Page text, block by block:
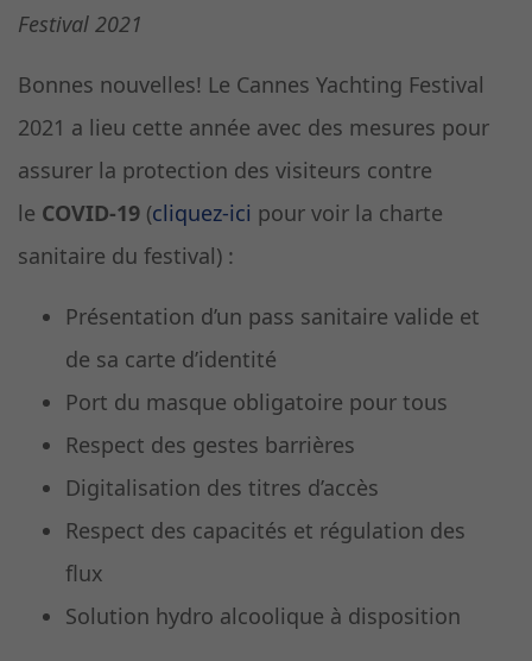
Festival 2021
Bonnes nouvelles! Le Cannes Yachting Festival
2021 a lieu cette année avec des mesures pour
assurer la protection des visiteurs contre
le COVID-19 (cliquez-ici pour voir la charte
sanitaire du festival) :
Présentation d’un pass sanitaire valide et
de sa carte d’identité
Port du masque obligatoire pour tous
Respect des gestes barrières
Digitalisation des titres d’accès
Respect des capacités et régulation des
flux
Solution hydro alcoolique à disposition